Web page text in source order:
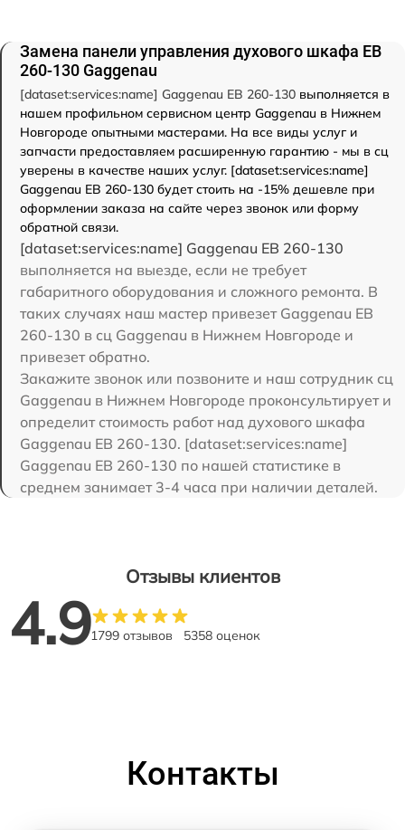
Замена панели управления духового шкафа EB
260-130 Gaggenau
[dataset:services:name] Gaggenau EB 260-130 выполняется в
нашем профильном сервисном центр Gaggenau в Нижнем
Новгороде опытными мастерами. На все виды услуг и
запчасти предоставляем расширенную гарантию - мы в сц
уверены в качестве наших услуг. [dataset:services:name]
Gaggenau EB 260-130 будет стоить на -15% дешевле при
оформлении заказа на сайте через звонок или форму
обратной связи.
[dataset:services:name] Gaggenau EB 260-130
выполняется на выезде, если не требует
габаритного оборудования и сложного ремонта. В
таких случаях наш мастер привезет Gaggenau EB
260-130 в сц Gaggenau в Нижнем Новгороде и
привезет обратно.
Закажите звонок или позвоните и наш сотрудник сц
Gaggenau в Нижнем Новгороде проконсультирует и
определит стоимость работ над духового шкафа
Gaggenau EB 260-130. [dataset:services:name]
Gaggenau EB 260-130 по нашей статистике в
среднем занимает 3-4 часа при наличии деталей.
Отзывы клиентов
4.91799 отзывов 5358 оценок
Контакты